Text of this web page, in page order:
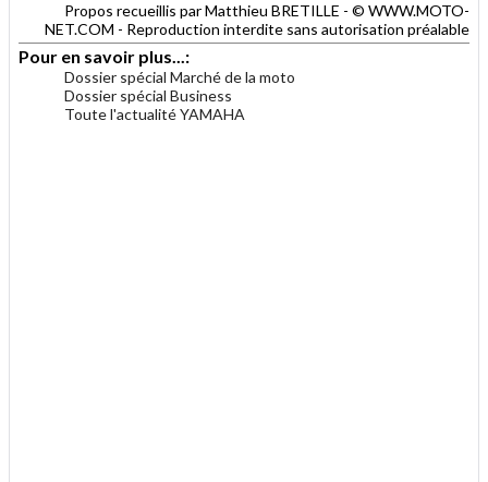
Propos recueillis par Matthieu BRETILLE - © WWW.MOTO-
NET.COM - Reproduction interdite sans autorisation préalable
Pour en savoir plus...:
Dossier spécial Marché de la moto
Dossier spécial Business
Toute l'actualité YAMAHA